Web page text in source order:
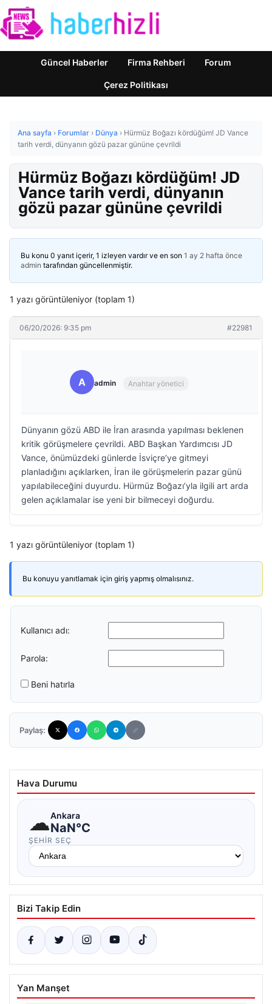
Güncel Haberler Firma Rehberi Forum
Çerez Politikası
Ana sayfa › Forumlar › Dünya › Hürmüz Boğazı kördüğüm! JD Vance
tarih verdi, dünyanın gözü pazar gününe çevrildi
Hürmüz Boğazı kördüğüm! JD
Vance tarih verdi, dünyanın
gözü pazar gününe çevrildi
Bu konu 0 yanıt içerir, 1 izleyen vardır ve en son 1 ay 2 hafta önce
admin tarafından güncellenmiştir.
1 yazı görüntüleniyor (toplam 1)
06/20/2026: 9:35 pm #22981
A admin Anahtar yönetici
Dünyanın gözü ABD ile İran arasında yapılması beklenen
kritik görüşmelere çevrildi. ABD Başkan Yardımcısı JD
Vance, önümüzdeki günlerde İsviçre’ye gitmeyi
planladığını açıklarken, İran ile görüşmelerin pazar günü
yapılabileceğini duyurdu. Hürmüz Boğazı’yla ilgili art arda
gelen açıklamalar ise yeni bir bilmeceyi doğurdu.
1 yazı görüntüleniyor (toplam 1)
Bu konuyu yanıtlamak için giriş yapmış olmalısınız.
Kullanıcı adı:
Parola:
Beni hatırla
Paylaş:
Hava Durumu
☁Ankara
NaN°C
ŞEHIR SEÇ
Bizi Takip Edin
Yan Manşet